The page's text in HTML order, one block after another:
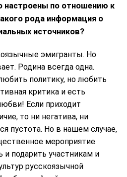
настроены по отношению к
рода информация о
источников?
эмигранты. Но
Родина всегда одна.
политику, но любить
критика и есть
Если приходит
то ни негатива, ни
пустота. Но в нашем случае,
мероприятие
и подарить участникам и
русскоязычной